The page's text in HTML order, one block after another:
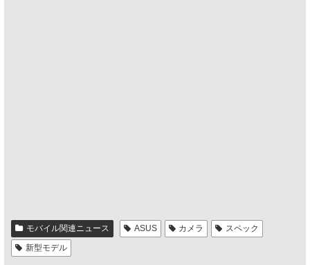
モバイル関連ニュース ASUS カメラ
スペック
新型モデル